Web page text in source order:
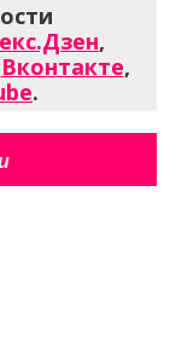
,
Вконтакте,
.